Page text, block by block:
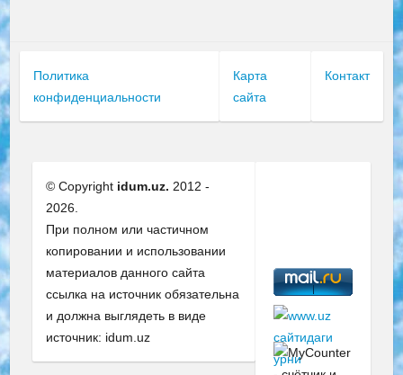
Политика
конфиденциальности
Карта
сайта
Контакт
© Copyright idum.uz. 2012 -
2026.
При полном или частичном
копировании и использовании
материалов данного сайта
ссылка на источник обязательна
и должна выглядеть в виде
источник: idum.uz